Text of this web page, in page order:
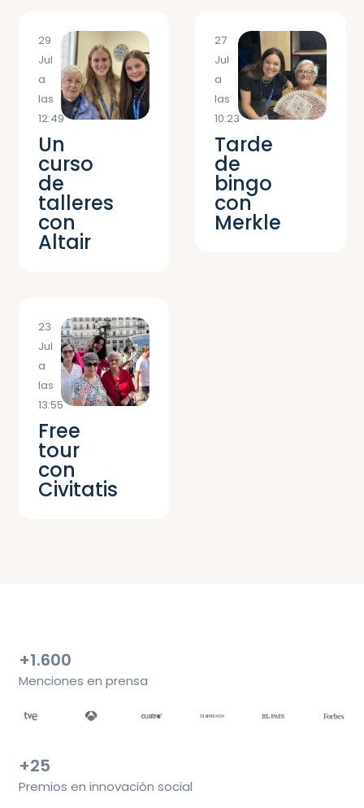
29
Jul
a
las
12:49
Un
curso
de
talleres
con
Altair
27
Jul
a
las
10:23
Tarde
de
bingo
con
Merkle
23
Jul
a
las
13:55
Free
tour
con
Civitatis
+1.600
Menciones en prensa
+25
Premios en innovación social